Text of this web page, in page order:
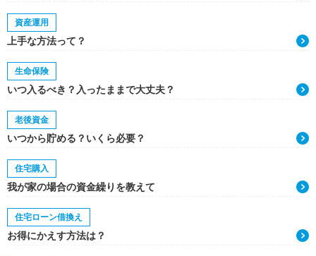
資産運用
上手な方法って？
生命保険
いつ入るべき？入ったままで大丈夫？
老後資金
いつから貯める？いくら必要？
住宅購入
我が家の場合の資金繰りを教えて
住宅ローン借換え
お得にかえす方法は？